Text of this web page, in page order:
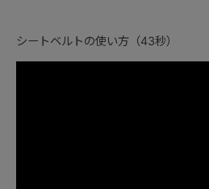
シートベルトの使い方（43秒）